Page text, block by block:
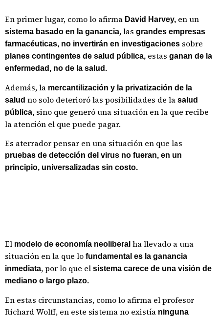
En primer lugar, como lo afirma David Harvey, en un
sistema basado en la ganancia, las grandes empresas
farmacéuticas, no invertirán en investigaciones sobre
planes contingentes de salud pública, estas ganan de la
enfermedad, no de la salud.
Además, la mercantilización y la privatización de la
salud no solo deterioró las posibilidades de la salud
pública, sino que generó una situación en la que recibe
la atención el que puede pagar.
Es aterrador pensar en una situación en que las
pruebas de detección del virus no fueran, en un
principio, universalizadas sin costo.
El modelo de economía neoliberal ha llevado a una
situación en la que lo fundamental es la ganancia
inmediata, por lo que el sistema carece de una visión de
mediano o largo plazo.
En estas circunstancias, como lo afirma el profesor
Richard Wolff, en este sistema no existía ninguna